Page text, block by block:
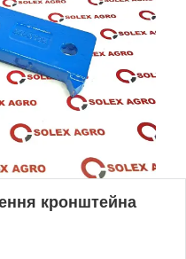
кронштейна